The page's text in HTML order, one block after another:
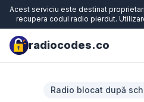
Acest serviciu este destinat
recupera codul radio pierdut.
radiocodes.co
Radio blocat după